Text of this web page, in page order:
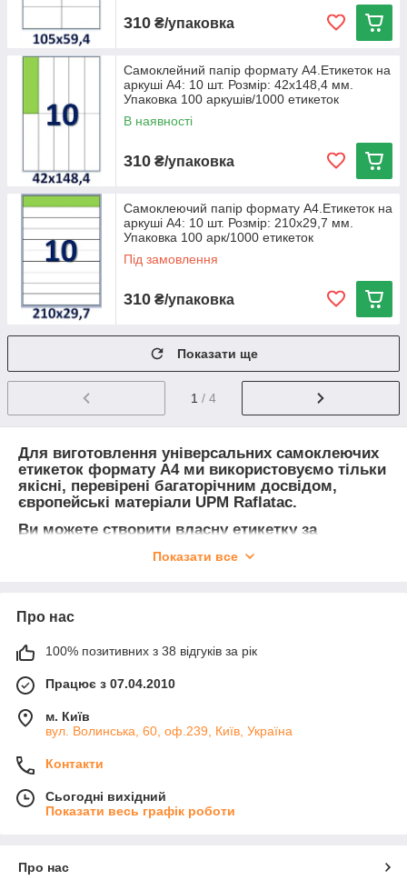
310 ₴/упаковка
Самоклейний папір формату А4.Етикеток на
аркуші А4: 10 шт. Розмір: 42х148,4 мм.
Упаковка 100 аркушів/1000 етикеток
В наявності
310 ₴/упаковка
Самоклеючий папір формату А4.Етикеток на
аркуші А4: 10 шт. Розмір: 210х29,7 мм.
Упаковка 100 арк/1000 етикеток
Під замовлення
310 ₴/упаковка
Показати ще
1 / 4
Для виготовлення універсальних самоклеючих
етикеток формату А4 ми використовуємо тільки
якісні, перевірені багаторічним досвідом,
європейські матеріали UPM Raflatac.
Ви можете створити власну етикетку за
копіювальної техніки.
незалежно від того, який тираж вам потрібен: маленький для
особистого використання чи великий - в промислових
багатотиражних масштабах.
Як друкувати на етикетках А4 за
допомогою готових шаблонів
WORD и PDF разом з нашою онлайн-допомогою допоможе
вам легко розібратися і оперативно надрукувати на
Перш ніж вибрати етикетку і матеріали, з яких вона
Показати все
Про нас
100% позитивних з 38 відгуків за рік
Працює з 07.04.2010
м. Київ
вул. Волинська, 60, оф.239, Київ, Україна
Контакти
Сьогодні вихідний
Показати весь графік роботи
Про нас